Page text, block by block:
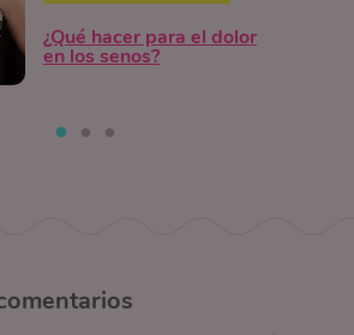
¿Qué hacer para el dolor
en los senos?